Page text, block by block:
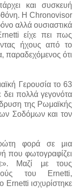
και συσκευή
Η Chronovisor
αλλά ουσιαστικά
είχε πει πως
ήχους από το
παραδεχόμενος ότι
Γερουσία το 63
πολλά γεγονότα
της Ρωμαϊκής
Σοδόμων και τον
φορά σε μια
που φωτογραφίζει
Μαζί με τους
του Ernetti,
Ernetti ισχυρίστηκε